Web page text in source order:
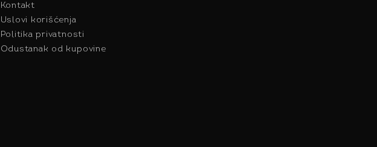
Kontakt
Uslovi korišćenja
Politika privatnosti
Odustanak od kupovine